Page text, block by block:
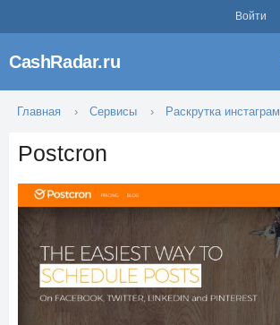
Войти
CashRadar.ru
Главная Сервисы Раскрутка инстаграм
Postcron